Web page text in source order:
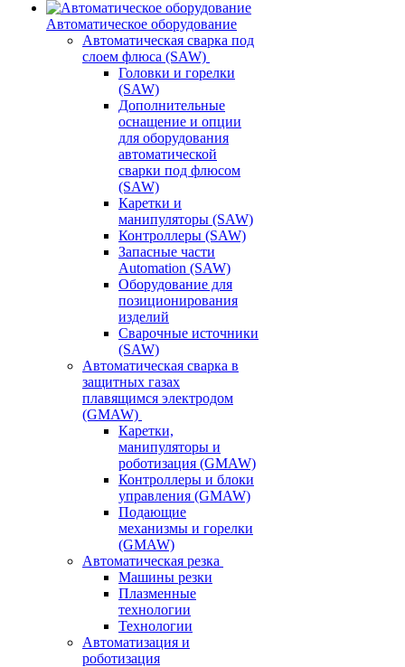
Автоматическое оборудование
Автоматическая сварка под
слоем флюса (SAW)
Головки и горелки
(SAW)
Дополнительные
оснащение и опции
для оборудования
автоматической
сварки под флюсом
(SAW)
Каретки и
манипуляторы (SAW)
Контроллеры (SAW)
Запасные части
Automation (SAW)
Оборудование для
позиционирования
изделий
Сварочные источники
(SAW)
Автоматическая сварка в
защитных газах
плавящимся электродом
(GMAW)
Каретки,
манипуляторы и
роботизация (GMAW)
Контроллеры и блоки
управления (GMAW)
Подающие
механизмы и горелки
(GMAW)
Автоматическая резка
Машины резки
Плазменные
технологии
Технологии
Автоматизация и
роботизация